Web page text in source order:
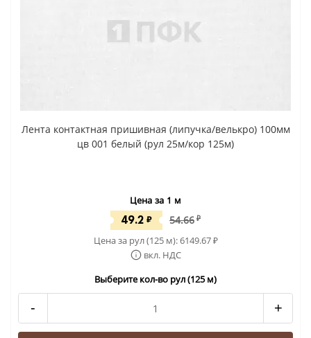
Лента контактная пришивная (липучка/велькро) 100мм
цв 001 белый (рул 25м/кор 125м)
Цена за 1 м
49.2 ₽ 54.66 ₽
Цена за рул (125 м):6149.67₽
вкл. НДС
Выберите кол-во рул (125 м)
- +